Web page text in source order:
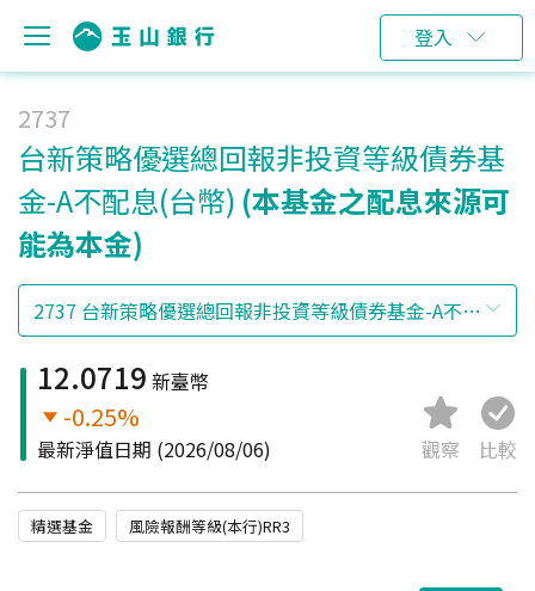
登入
2737
台新策略優選總回報非投資等級債券基
金-A不配息(台幣) (本基金之配息來源可
能為本金)
12.0719 新臺幣
-0.25%
最新淨值日期 (2026/08/06) 觀察 比較
精選基金 風險報酬等級(本行)RR3